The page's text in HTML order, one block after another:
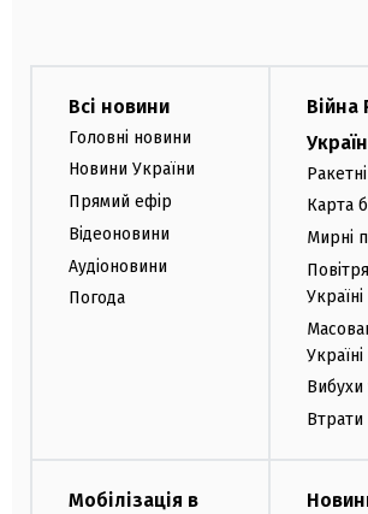
Всі новини
Головні новини
Новини України
Прямий ефір
Відеоновини
Аудіоновини
Погода
Війна
Карта
Мирні
Україні
Україні
Вибухи
Втрати
Мобілізація в